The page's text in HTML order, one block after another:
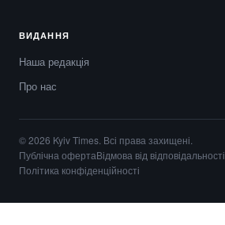
ВИДАННЯ
Наша редакція
Про нас
© 2026 Kyiv Times. Всі права захищені.
Публічна офертаВідмова від відповідальності
Політика конфіденційності